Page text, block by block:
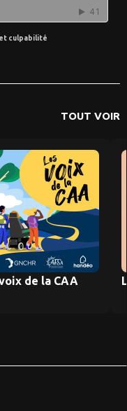
culpabilité
TOUT VOIR
de la CAA